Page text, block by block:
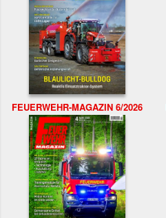
FEUERWEHR-MAGAZIN 6/2026